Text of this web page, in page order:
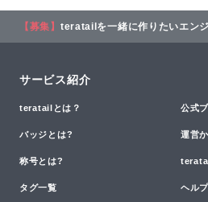
【募集】 teratailを一緒に作りたいエン
サービス紹介
teratailとは？ 公式
バッジとは? 運営
称号とは?
タグ一覧 ヘルプ